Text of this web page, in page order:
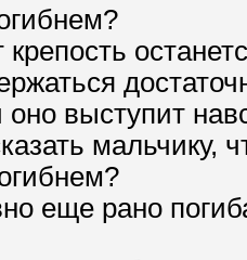
выступит
мальчику,
еще рано